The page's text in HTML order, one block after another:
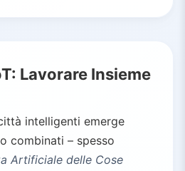
Lavorare Insieme
intelligenti emerge
combinati – spesso
Artificiale delle Cose